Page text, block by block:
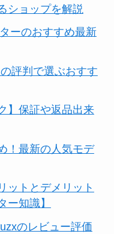
ショップを解説
ーのおすすめ最新
評判で選ぶおすす
】保証や返品出来
！最新の人気モデ
ットとデメリット
ー知識】
のレビュー評価